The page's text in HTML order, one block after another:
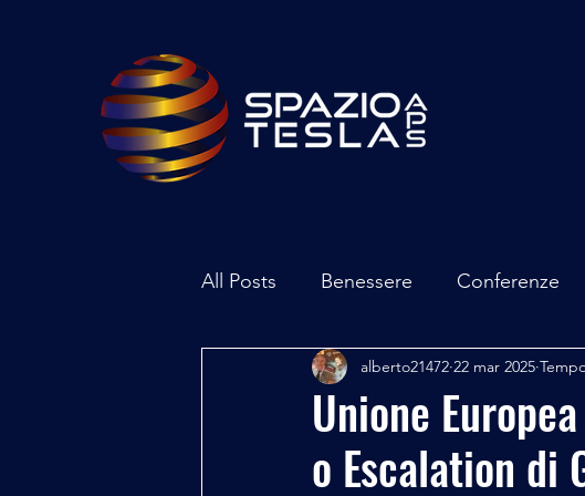
All Posts Benessere Conferenze
Ambiente Inchieste - Interviste
Archeoastronomia Attualità
Unione
o Escalation di
alberto21472 22 mar 2025